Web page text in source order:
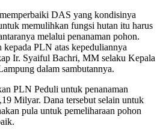
DAS yang kondisinya
memulihkan fungsi hutan itu harus
melalui penanaman pohon.
PLN atas kepeduliannya
Ir. Syaiful Bachri, MM selaku Kepala
dalam sambutannya.
PLN Peduli untuk penanaman
Milyar. Dana tersebut selain untuk
pula untuk pemeliharaan pohon